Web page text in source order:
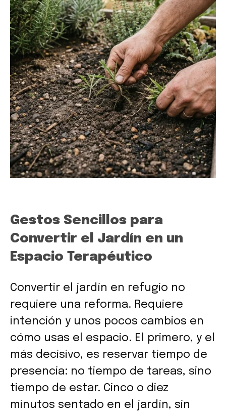
Gestos Sencillos para
Convertir el Jardín en un
Espacio Terapéutico
Convertir el jardín en refugio no
requiere una reforma. Requiere
intención y unos pocos cambios en
cómo usas el espacio. El primero, y el
más decisivo, es reservar tiempo de
presencia: no tiempo de tareas, sino
tiempo de estar. Cinco o diez
minutos sentado en el jardín, sin